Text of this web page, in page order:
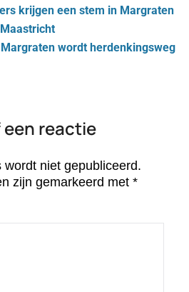
krijgen een stem in Margraten
wordt herdenkingsweg
een reactie
wordt niet gepubliceerd.
zijn gemarkeerd met *